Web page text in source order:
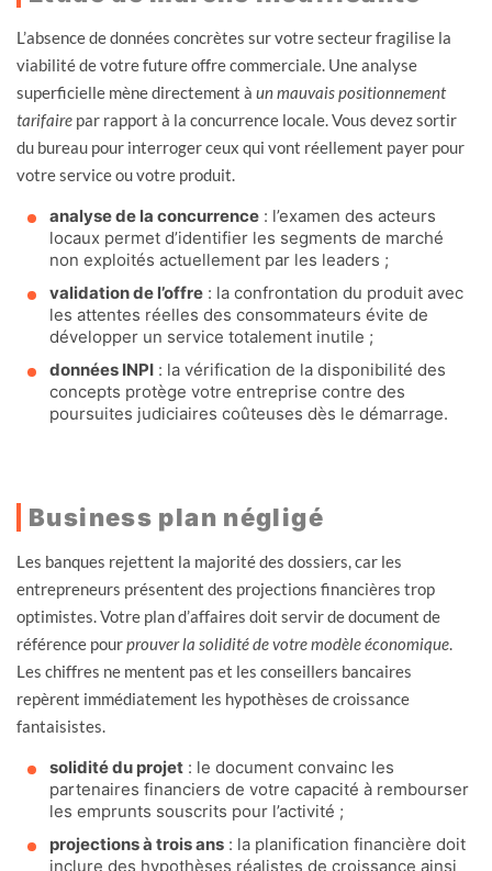
L’absence de données concrètes sur votre secteur fragilise la
viabilité de votre future offre commerciale. Une analyse
superficielle mène directement à un mauvais positionnement
tarifaire par rapport à la concurrence locale. Vous devez sortir
du bureau pour interroger ceux qui vont réellement payer pour
votre service ou votre produit.
analyse de la concurrence : l’examen des acteurs
locaux permet d’identifier les segments de marché
non exploités actuellement par les leaders ;
validation de l’offre : la confrontation du produit avec
les attentes réelles des consommateurs évite de
développer un service totalement inutile ;
données INPI : la vérification de la disponibilité des
concepts protège votre entreprise contre des
poursuites judiciaires coûteuses dès le démarrage.
Business plan négligé
Les banques rejettent la majorité des dossiers, car les
entrepreneurs présentent des projections financières trop
optimistes. Votre plan d’affaires doit servir de document de
référence pourprouver la solidité de votre modèle économique.
Les chiffres ne mentent pas et les conseillers bancaires
repèrent immédiatement les hypothèses de croissance
fantaisistes.
solidité du projet : le document convainc les
partenaires financiers de votre capacité à rembourser
les emprunts souscrits pour l’activité ;
projections à trois ans : la planification financière doit
inclure des hypothèses réalistes de croissance ainsi